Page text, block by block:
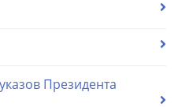
Президента